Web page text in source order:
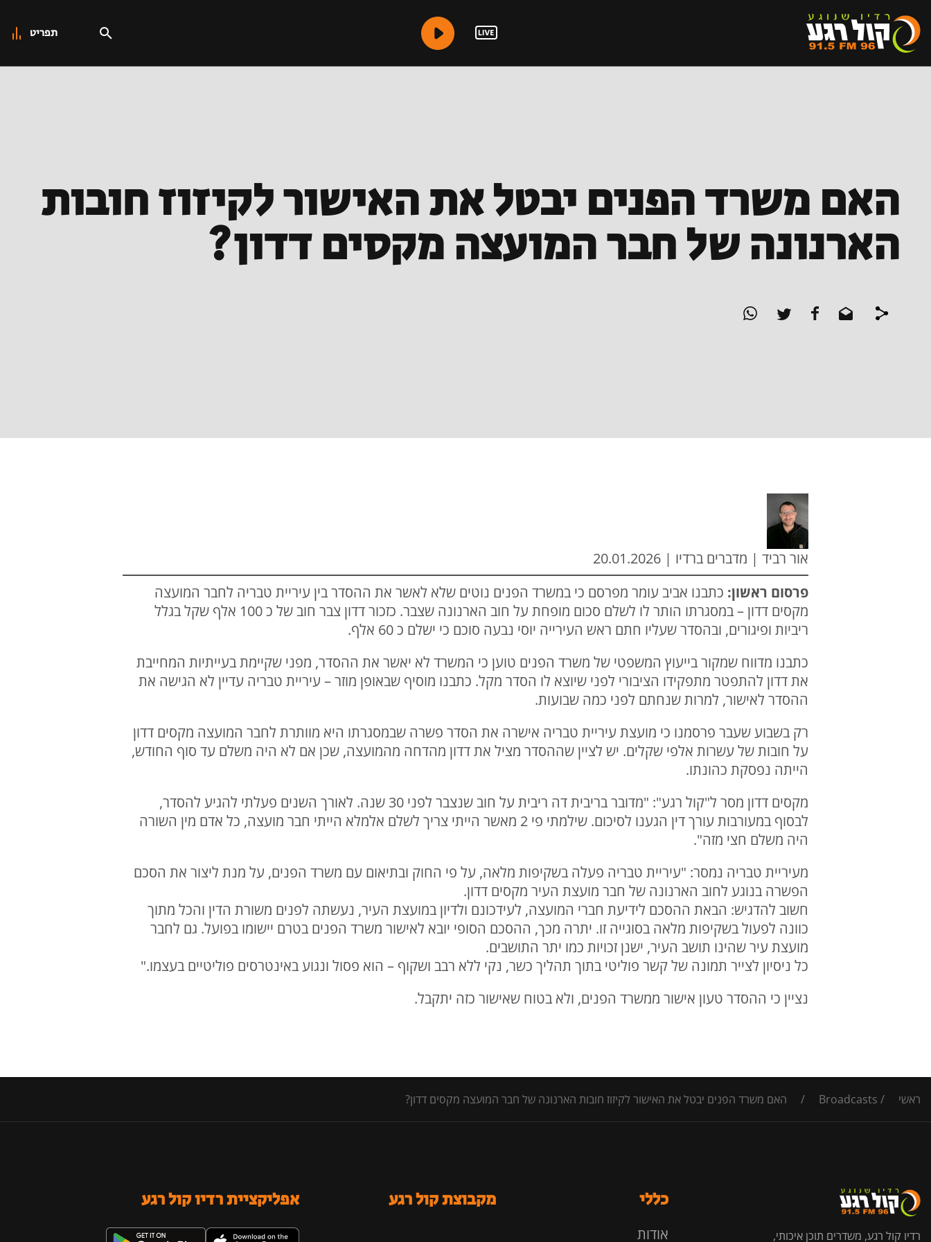
תפריט
האם משרד הפנים יבטל את האישור לקיזוז חובות
הארנונה של חבר המועצה מקסים דדון?
אור רביד | מדברים ברדיו | 20.01.2026
פרסום ראשון: כתבנו אביב עומר מפרסם כי במשרד הפנים נוטים שלא לאשר את ההסדר בין עיריית טבריה לחבר המועצה
מקסים דדון – במסגרתו הותר לו לשלם סכום מופחת על חוב הארנונה שצבר. כזכור דדון צבר חוב של כ 100 אלף שקל בגלל
ריביות ופיגורים, ובהסדר שעליו חתם ראש העירייה יוסי נבעה סוכם כי ישלם כ 60 אלף.
כתבנו מדווח שמקור בייעוץ המשפטי של משרד הפנים טוען כי המשרד לא יאשר את ההסדר, מפני שקיימת בעייתיות המחייבת
את דדון להתפטר מתפקידו הציבורי לפני שיוצא לו הסדר מקל. כתבנו מוסיף שבאופן מוזר – עיריית טבריה עדיין לא הגישה את
ההסדר לאישור, למרות שנחתם לפני כמה שבועות.
רק בשבוע שעבר פרסמנו כי מועצת עיריית טבריה אישרה את הסדר פשרה שבמסגרתו היא מוותרת לחבר המועצה מקסים דדון
על חובות של עשרות אלפי שקלים. יש לציין שההסדר מציל את דדון מהדחה מהמועצה, שכן אם לא היה משלם עד סוף החודש,
הייתה נפסקת כהונתו.
מקסים דדון מסר ל"קול רגע": "מדובר בריבית דה ריבית על חוב שנצבר לפני 30 שנה. לאורך השנים פעלתי להגיע להסדר,
לבסוף במעורבות עורך דין הגענו לסיכום. שילמתי פי 2 מאשר הייתי צריך לשלם אלמלא הייתי חבר מועצה, כל אדם מין השורה
היה משלם חצי מזה".
מעיריית טבריה נמסר: "עיריית טבריה פעלה בשקיפות מלאה, על פי החוק ובתיאום עם משרד הפנים, על מנת ליצור את הסכם
הפשרה בנוגע לחוב הארנונה של חבר מועצת העיר מקסים דדון.
חשוב להדגיש: הבאת ההסכם לידיעת חברי המועצה, לעידכונם ולדיון במועצת העיר, נעשתה לפנים משורת הדין והכל מתוך
כוונה לפעול בשקיפות מלאה בסוגייה זו. יתרה מכך, ההסכם הסופי יובא לאישור משרד הפנים בטרם יישומו בפועל. גם לחבר
מועצת עיר שהינו תושב העיר, ישנן זכויות כמו יתר התושבים.
כל ניסיון לצייר תמונה של קשר פוליטי בתוך תהליך כשר, נקי ללא רבב ושקוף – הוא פסול ונגוע באינטרסים פוליטיים בעצמו."
נציין כי ההסדר טעון אישור ממשרד הפנים, ולא בטוח שאישור כזה יתקבל.
ראשי /
Broadcasts
/ האם משרד הפנים יבטל את האישור לקיזוז חובות הארנונה של חבר המועצה מקסים דדון?
רדיו קול רגע, משדרים תוכן איכותי,
כללי
אודות
מקבוצת קול רגע אפליקציית רדיו קול רגע